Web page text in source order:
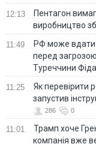
12:13
Пентагон
виробництво
11:49
РФ може
перед
Туреччини
11:25
Як перевірити
запустив
286 0
11:01
Трамп хоче
компанія вже